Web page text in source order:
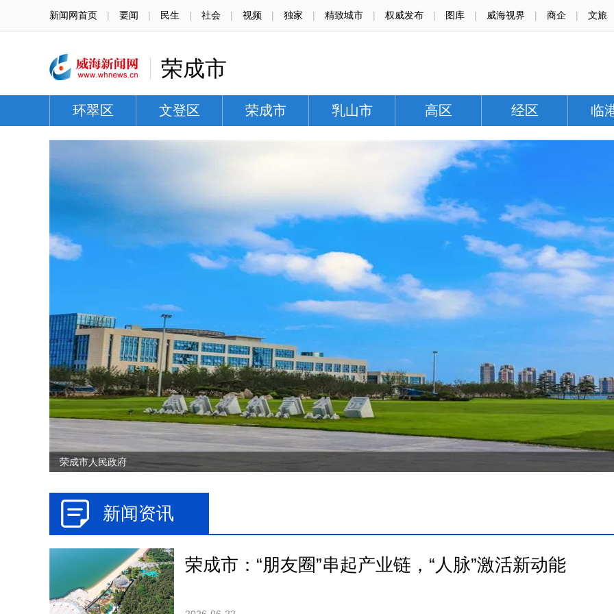
新闻网首页 | 要闻 | 民生 | 社会 | 视频 | 独家 | 精致城市 | 权威发布 | 图库 | 威海视界 | 商企 | 文旅
荣成市
环翠区 文登区 荣成市 乳山市 高区 经区 临
荣成市人民政府
新闻资讯
荣成市：“朋友圈”串起产业链，“人脉”激活新动能